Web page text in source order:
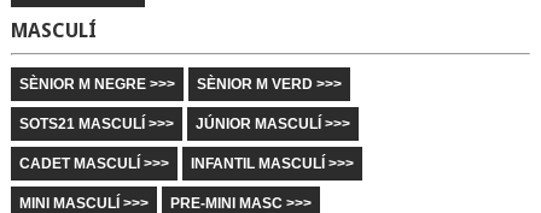
MASCULÍ
SÈNIOR M NEGRE >>> SÈNIOR M VERD >>>
SOTS21 MASCULÍ >>> JÚNIOR MASCULÍ >>>
CADET MASCULÍ >>> INFANTIL MASCULÍ >>>
MINI MASCULÍ >>> PRE-MINI MASC >>>